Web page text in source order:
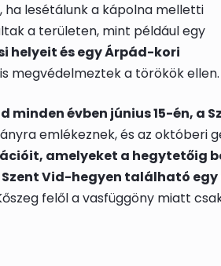
lesétálunk a kápolna melletti
a területen, mint például egy
helyeit és egy Árpád-kori
megvédelmeztek a törökök ellen.
minden évben június 15-én, a
emlékeznek, és az októberi
amelyeket a hegytetőig
Szent Vid-hegyen található egy
felől a vasfüggöny miatt